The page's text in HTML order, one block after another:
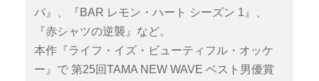
バ』、『BAR レモン・ハート シーズン 1』、
『赤シャツの逆襲』など。
本作『ライフ・イズ・ビューティフル・オッケ
ー』で 第25回TAMA NEW WAVE ベスト男優賞